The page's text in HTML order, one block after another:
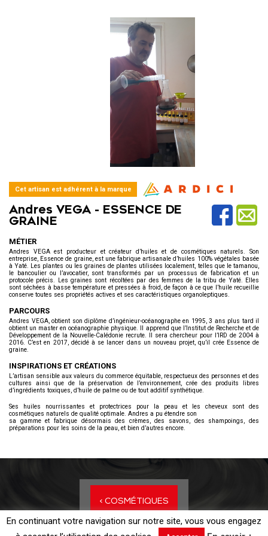
Cet artisan est adhérent à la marque
Andres VEGA - ESSENCE DE
GRAINE
MÉTIER
Andres VEGA est producteur et créateur d’huiles et de cosmétiques naturels. Son
entreprise, Essence de graine, est une fabrique artisanale d’huiles 100% végétales basée
à Yaté. Les plantes ou les graines de plantes utilisées localement, telles que le tamanou,
le bancoulier ou l’avocatier, sont transformés par un processus de fabrication et un
protocole précis. Les graines sont récoltées par des femmes de la tribu de Yaté. Elles
sont séchées à basse température et pressées à froid, de façon à ce que l’huile recueillie
conserve toutes ses propriétés actives et ses caractéristiques organoleptiques.
PARCOURS
Andres VEGA, obtient son diplôme d’ingénieur-océanographe en 1995, 3 ans plus tard il
obtient un master en océanographie physique. Il apprend que l’Institut de Recherche et de
Développement de la Nouvelle-Calédonie recrute. Il sera chercheur pour l’IRD de 2004 à
2016. C’est en 2017, décidé à se lancer dans un nouveau projet, qu’il crée Essence de
graine.
INSPIRATIONS ET CRÉATIONS
L’artisan sensible aux valeurs du commerce équitable, respectueux des personnes et des
cultures ainsi que de la préservation de l’environnement, crée des produits libres
d’ingrédients toxiques, d’huile de palme ou de tout additif synthétique.
Ses huiles nourrissantes et protectrices pour la peau et les cheveux sont des
cosmétiques naturels de qualité optimale. Andres a pu étendre son
sa gamme et fabrique désormais des crèmes, des savons, des shampoings, des
préparations pour les soins de la peau, et bien d’autres encore.
< COSMÉTIQUES
En continuant votre navigation sur notre site, vous vous engagez